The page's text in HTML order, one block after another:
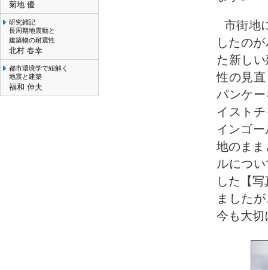
菊地 優
研究雑記
長周期地震動と
建築物の耐震性
北村 春幸
都市環境学で紐解く
地震と建築
福和 伸夫
市街地
したの
た新し
性の見
パンケ
イスト
インゴ
地のまま
ルにつ
した【
ました
今も大切